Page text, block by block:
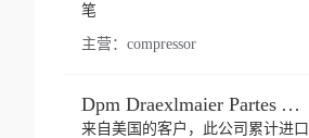
笔
主营： compressor
Dpm Draexlmaier Partes Automotrices Corr Ind Huejotzingo
来自美国的客户，此公司累计进